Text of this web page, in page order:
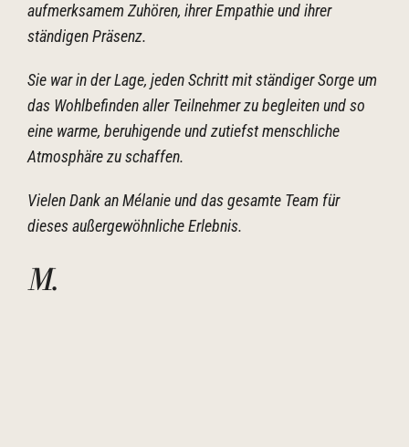
aufmerksamem Zuhören, ihrer Empathie und ihrer
ständigen Präsenz.
Sie war in der Lage, jeden Schritt mit ständiger Sorge um
das Wohlbefinden aller Teilnehmer zu begleiten und so
eine warme, beruhigende und zutiefst menschliche
Atmosphäre zu schaffen.
Vielen Dank an Mélanie und das gesamte Team für
dieses außergewöhnliche Erlebnis.
M.